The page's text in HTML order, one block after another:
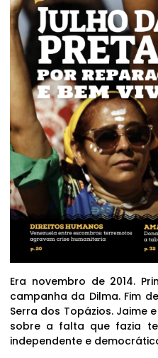
Era novembro de 2014.
campanha da Dilma. Fim
Serra dos Topázios. Jaime
sobre a falta que fazia
independente e